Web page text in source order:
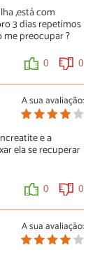
,está com
3 dias repetimos
me preocupar ?
0 0
A sua avaliação:
e a
ela se recuperar
0 0
A sua avaliação: